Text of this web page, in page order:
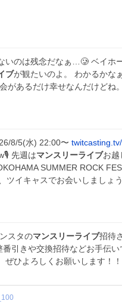
いのは残念だなぁ…🥲 ベイホ
ブが観たいのよ。 わかるかな
があるだけ幸せなんだけどね。
8/5(水) 22:00〜
先週はマンスリーライブお越
SUMMER ROCK
ツイキャスでお会いしましょう
スタのマンスリーライブ招待
引きや交換招待などお手伝
ひよろしくお願いします！！